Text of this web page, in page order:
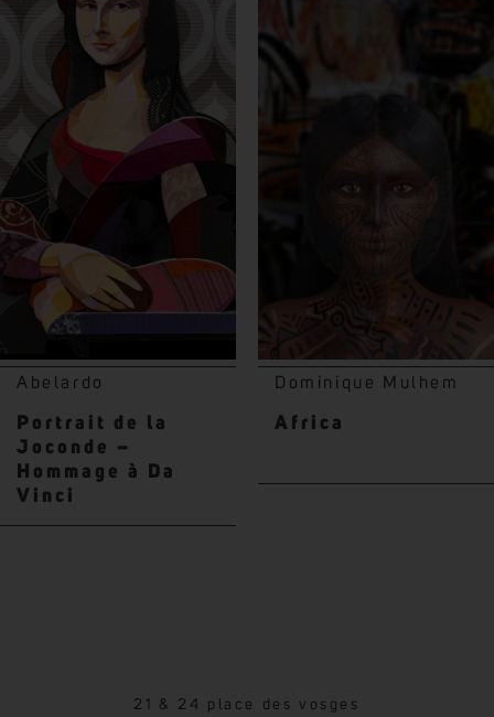
Abelardo
Portrait de la
Joconde –
Hommage à Da
Vinci
Dominique Mulhem
Africa
21 & 24 place des vosges